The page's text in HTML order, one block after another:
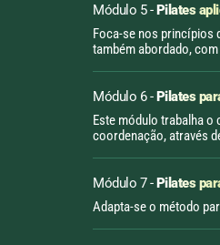
Módulo 5 -Pilates
Foca-se nos princípios
também abordado,
Módulo 6 -Pilates
Este módulo trabalha
coordenação, através
Módulo 7 -Pilates
Adapta-se o método